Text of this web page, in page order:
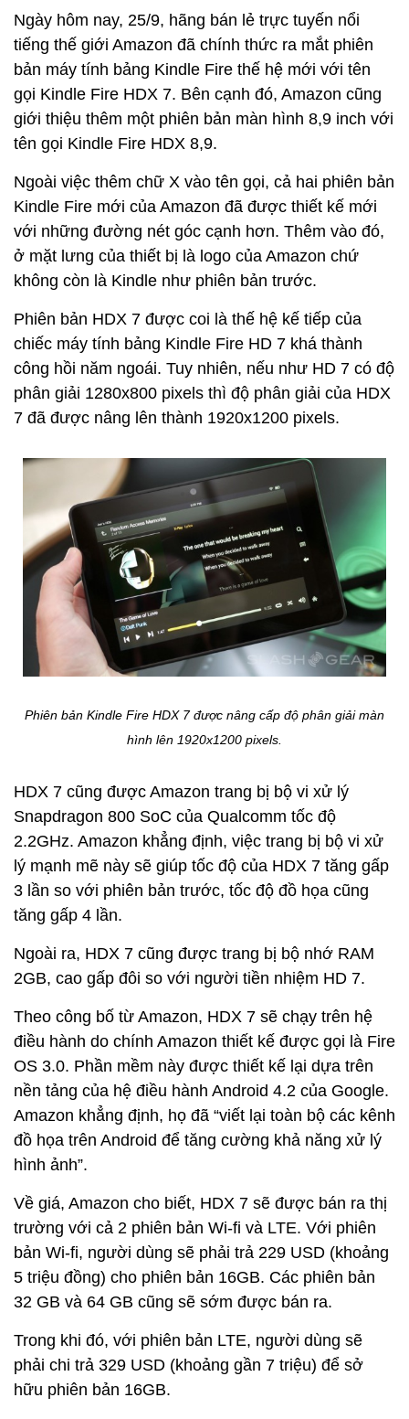
Ngày hôm nay, 25/9, hãng bán lẻ trực tuyến nổi
tiếng thế giới Amazon đã chính thức ra mắt phiên
bản máy tính bảng Kindle Fire thế hệ mới với tên
gọi Kindle Fire HDX 7. Bên cạnh đó, Amazon cũng
giới thiệu thêm một phiên bản màn hình 8,9 inch với
tên gọi Kindle Fire HDX 8,9.
Ngoài việc thêm chữ X vào tên gọi, cả hai phiên bản
Kindle Fire mới của Amazon đã được thiết kế mới
với những đường nét góc cạnh hơn. Thêm vào đó,
ở mặt lưng của thiết bị là logo của Amazon chứ
không còn là Kindle như phiên bản trước.
Phiên bản HDX 7 được coi là thế hệ kế tiếp của
chiếc máy tính bảng Kindle Fire HD 7 khá thành
công hồi năm ngoái. Tuy nhiên, nếu như HD 7 có độ
phân giải 1280x800 pixels thì độ phân giải của HDX
7 đã được nâng lên thành 1920x1200 pixels.
Phiên bản Kindle Fire HDX 7 được nâng cấp độ phân giải màn
hình lên 1920x1200 pixels.
HDX 7 cũng được Amazon trang bị bộ vi xử lý
Snapdragon 800 SoC của Qualcomm tốc độ
2.2GHz. Amazon khẳng định, việc trang bị bộ vi xử
lý mạnh mẽ này sẽ giúp tốc độ của HDX 7 tăng gấp
3 lần so với phiên bản trước, tốc độ đồ họa cũng
tăng gấp 4 lần.
Ngoài ra, HDX 7 cũng được trang bị bộ nhớ RAM
2GB, cao gấp đôi so với người tiền nhiệm HD 7.
Theo công bố từ Amazon, HDX 7 sẽ chạy trên hệ
điều hành do chính Amazon thiết kế được gọi là Fire
OS 3.0. Phần mềm này được thiết kế lại dựa trên
nền tảng của hệ điều hành Android 4.2 của Google.
Amazon khẳng định, họ đã “viết lại toàn bộ các kênh
đồ họa trên Android để tăng cường khả năng xử lý
hình ảnh”.
Về giá, Amazon cho biết, HDX 7 sẽ được bán ra thị
trường với cả 2 phiên bản Wi-fi và LTE. Với phiên
bản Wi-fi, người dùng sẽ phải trả 229 USD (khoảng
5 triệu đồng) cho phiên bản 16GB. Các phiên bản
32 GB và 64 GB cũng sẽ sớm được bán ra.
Trong khi đó, với phiên bản LTE, người dùng sẽ
phải chi trả 329 USD (khoảng gần 7 triệu) để sở
hữu phiên bản 16GB.